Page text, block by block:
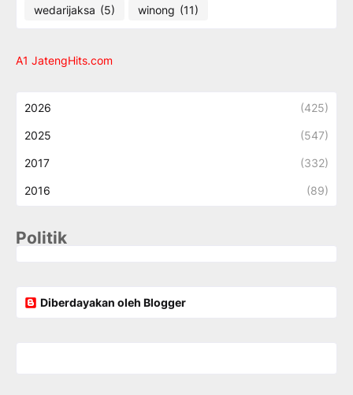
wedarijaksa (5) winong (11)
A1 JatengHits.com
2026 (425)
2025 (547)
2017 (332)
2016 (89)
Politik
Diberdayakan oleh Blogger